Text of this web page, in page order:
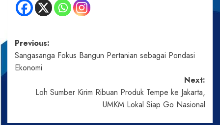
Post
navigation
Previous:
Sangasanga Fokus Bangun Pertanian sebagai Pondasi
Ekonomi
Next:
Loh Sumber Kirim Ribuan Produk Tempe ke Jakarta,
UMKM Lokal Siap Go Nasional